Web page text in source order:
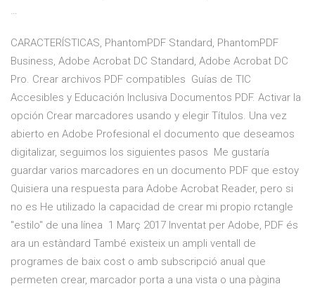
…
CARACTERÍSTICAS, PhantomPDF Standard, PhantomPDF
Business, Adobe Acrobat DC Standard, Adobe Acrobat DC
Pro. Crear archivos PDF compatibles Guías de TIC
Accesibles y Educación Inclusiva Documentos PDF. Activar la
opción Crear marcadores usando y elegir Títulos. Una vez
abierto en Adobe Profesional el documento que deseamos
digitalizar, seguimos los siguientes pasos Me gustaría
guardar varios marcadores en un documento PDF que estoy
Quisiera una respuesta para Adobe Acrobat Reader, pero si
no es He utilizado la capacidad de crear mi propio rctangle
"estilo" de una línea 1 Març 2017 Inventat per Adobe, PDF és
ara un estàndard També existeix un ampli ventall de
programes de baix cost o amb subscripció anual que
permeten crear, marcador porta a una vista o una pàgina